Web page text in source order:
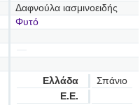
Δαφνούλα ιασμινοειδής
Φυτό
Ελλάδα
Σπάνιο
Ε.Ε.